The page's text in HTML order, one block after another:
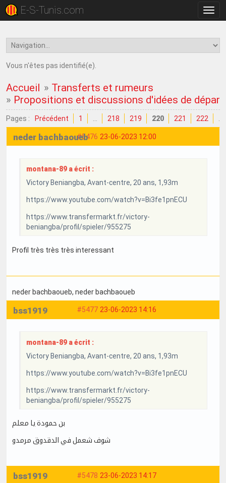
la
E-S-Tunis.com
Vous n'êtes pas identifié(e).
Accueil » Transferts et rumeurs
» Propositions et discussions d'idées de
Pages : Précédent 1 218 219 220 221 222
#5476 23-06-2023 12:00
neder bachbaoueb
montana-89 a écrit :
Victory Beniangba, Avant-centre, 20 ans, 1,93m
https://www.youtube.com/watch?v=Bi3fe1pnECU
https://www.transfermarkt.fr/victory-
beniangba/profil/spieler/955275
Profil très très très interessant
neder bachbaoueb, neder bachbaoueb
#5477 23-06-2023 14:16
bss1919
montana-89 a écrit :
Victory Beniangba, Avant-centre, 20 ans, 1,93m
https://www.youtube.com/watch?v=Bi3fe1pnECU
https://www.transfermarkt.fr/victory-
beniangba/profil/spieler/955275
بن حمودة يا معلم
شوف شعمل في الدقدوق مرمدو
#5478 23-06-2023 14:17
bss1919